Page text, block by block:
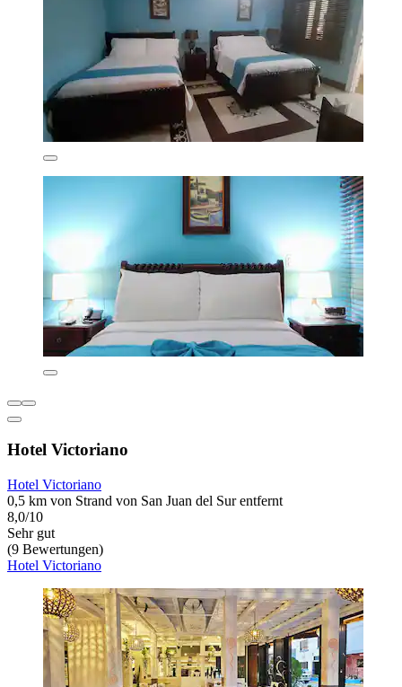
Hotel Victoriano
Hotel Victoriano
0,5 km von Strand von San Juan del Sur entfernt
8,0/10
Sehr gut
(9 Bewertungen)
Hotel Victoriano